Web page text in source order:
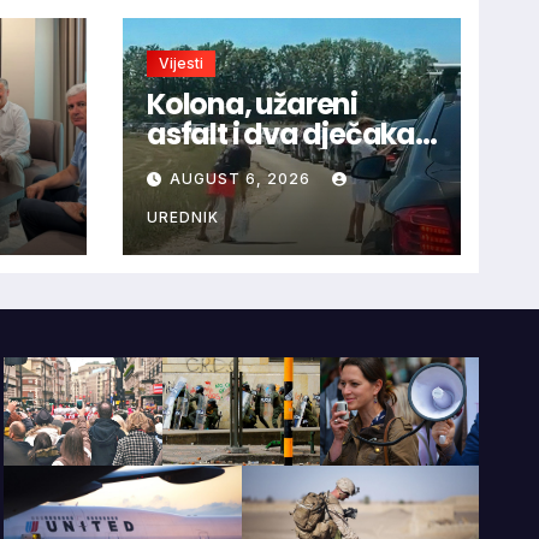
uz
Vijesti
Kolona, užareni
asfalt i dva dječaka
velikog srca: Priča s
granice oduševila
regiju
AUGUST 6, 2026
UREDNIK